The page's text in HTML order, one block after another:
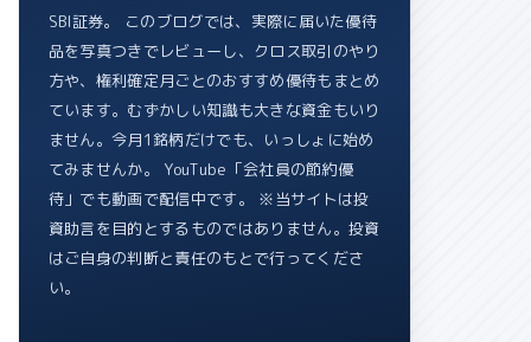
SBI証券。 このブログでは、実際に届いた優待
品を写真つきでレビューし、クロス取引のやり
方や、権利確定月ごとのおすすめ優待もまとめ
ています。むずかしい知識も大きな資金もいり
ません。今月1銘柄だけでも、いっしょに始め
てみませんか。 YouTube「会社員の節約優
待」でも動画で配信中です。 ※当サイトは投
資助言を目的とするものではありません。投資
はご自身の判断と責任のもとで行ってくださ
い。